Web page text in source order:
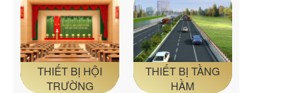
THIẾT BỊ HỘI
TRƯỜNG
THIẾT BỊ TẦNG
HẦM